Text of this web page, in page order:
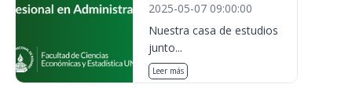
2025-05-07 09:00:00
Nuestra casa de estudios
junto...
Leer más